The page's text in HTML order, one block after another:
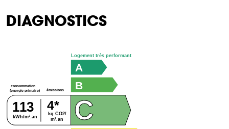
DIAGNOSTICS
consommation
(énergie primaire)
émissions
kg CO2/
m².an
kWh/m².an
113 4* C
B
A
Logement très performant